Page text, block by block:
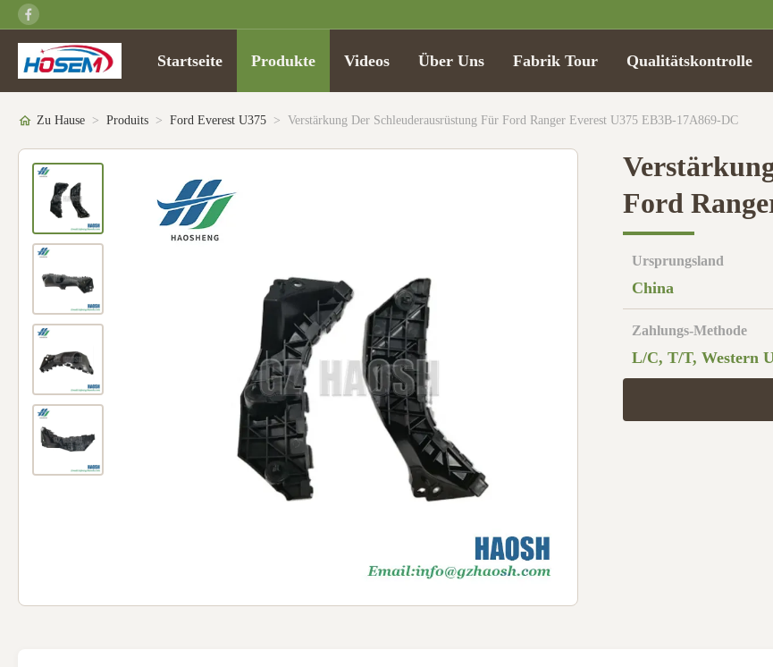
Startseite Produkte Videos Über Uns Fabrik Tour Qualitätskontrolle
Zu Hause > Produits > Ford Everest U375 > Verstärkung Der Schleuderausrüstung Für Ford Ranger Everest U375 EB3B-17A869-DC
Ford
Ursprungsland
China
Zahlungs-Methode
L/C, T/T, Western